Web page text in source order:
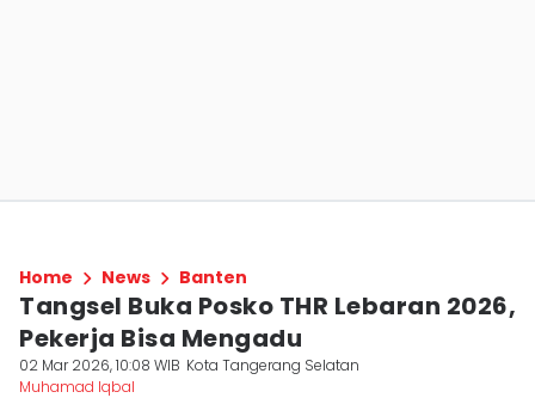
Home News Banten
Tangsel Buka Posko THR Lebaran 2026,
Pekerja Bisa Mengadu
02 Mar 2026, 10:08 WIB Kota Tangerang Selatan
Muhamad Iqbal